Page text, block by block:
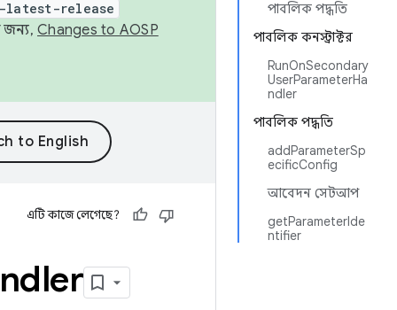
পাবলিক পদ্ধতি
পাবলিক কনস্ট্রাক্টর
RunOnSecondary
UserParameterHa
ndler
পাবলিক পদ্ধতি
addParameterSp
ecificConfig
আবেদন সেটআপ
getParameterIde
ntifier
latest-release
জন্য, Changes to AOSP
এটি কাজে লেগেছে?